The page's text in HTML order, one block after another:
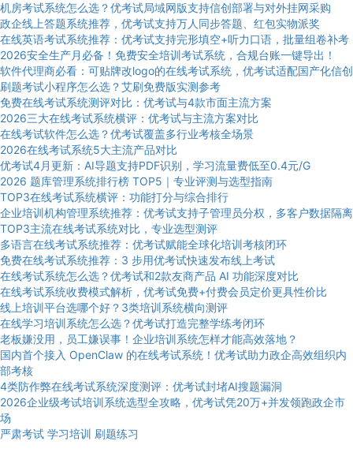
机房考试系统怎么选？优考试局域网版支持信创部署与对外挂网采购
政企线上答题系统推荐，优考试支持万人同步答题、红包实物派奖
在线英语考试系统推荐：优考试支持完形填空+听力口语，批量组卷补考
2026安全生产月必备！免费安全培训考试系统，合规台账一键导出！
软件代理商必看：可贴牌改logo的在线考试系统，优考试适配国产化信创
刷题考试小程序怎么选？艾刷免费版实测参考
免费在线考试系统测评对比：优考试与4款市面主流方案
2026三大在线考试系统横评：优考试与主流方案对比
在线考试软件怎么选？优考试覆盖多行业考核全场景
2026在线考试系统5大主流产品对比
优考试4月更新：AI导题支持PDF识别，学习流量费低至0.4元/G
2026 题库管理系统排行榜 TOP5｜专业评测与选型指南
TOP3在线考试系统横评：功能打分与综合排行
企业培训机构管理系统推荐：优考试支持子管理员分权，多客户数据隔离
TOP3主流在线考试系统对比，专业选型测评
多语言在线考试系统推荐：优考试赋能全球化培训考核闭环
免费在线考试系统推荐：3 步用优考试快速发布线上考试
在线考试系统怎么选？优考试和2款友商产品 AI 功能深度对比
在线考试系统收费模式解析，优考试免费+付费会员定价更具性价比
线上培训平台选哪个好？3类培训系统横向测评
在线学习培训系统怎么选？优考试打造完整学练考闭环
老板嫌没用，员工嫌误事！企业培训系统怎样才能高效落地？
国内首个接入 OpenClaw 的在线考试系统！优考试助力政企高效组织内
部考核
4类防作弊在线考试系统深度测评：优考试封堵AI搜题漏洞
2026企业级考试培训系统选型全攻略，优考试凭20万+并发领跑政企市
场
严肃考试 学习培训 刷题练习